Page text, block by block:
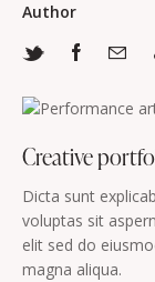
Author
Creative
Dicta sunt
voluptas sit
elit sed do
magna aliqua.